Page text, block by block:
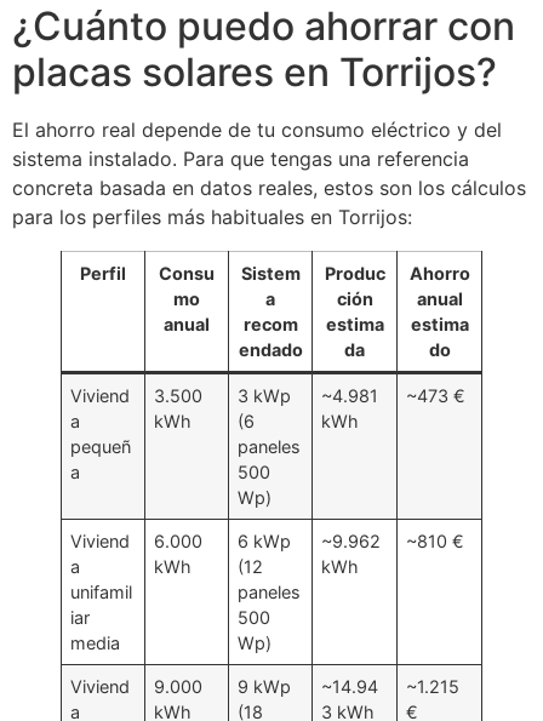
¿Cuánto puedo ahorrar con
placas solares en Torrijos?
El ahorro real depende de tu consumo eléctrico y del
sistema instalado. Para que tengas una referencia
concreta basada en datos reales, estos son los cálculos
para los perfiles más habituales en Torrijos:
Perfil
Consu
mo
anual
Sistem
a
recom
endado
Produc
ción
estima
da
Ahorro
anual
estima
do
Viviend
a
pequeñ
a
3.500
kWh
3 kWp
(6
paneles
500
Wp)
~4.981
kWh
~473 €
Viviend
a
unifamil
iar
media
6.000
kWh
6 kWp
(12
paneles
500
Wp)
~9.962
kWh
~810 €
Viviend
a
9.000
kWh
9 kWp
(18
~14.94
3 kWh
~1.215
€